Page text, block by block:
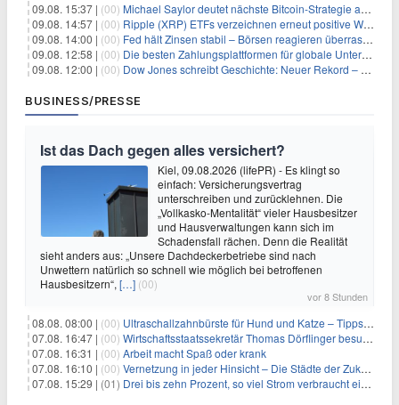
09.08. 15:37 | (00) Michael Saylor deutet nächste Bitcoin-Strategie an: Analysten erwarten weiteren Verkauf
09.08. 14:57 | (00) Ripple (XRP) ETFs verzeichnen erneut positive Woche, doch neue Bedenken tauchen auf
09.08. 14:00 | (00) Fed hält Zinsen stabil – Börsen reagieren überraschend volatil
09.08. 12:58 | (00) Die besten Zahlungsplattformen für globale Unternehmen im Jahr 2026
09.08. 12:00 | (00) Dow Jones schreibt Geschichte: Neuer Rekord – und Amazon knackt die nächste Billionen-Marke
BUSINESS/PRESSE
Ist das Dach gegen alles versichert?
Kiel, 09.08.2026 (lifePR) - Es klingt so
einfach: Versicherungsvertrag
unterschreiben und zurücklehnen. Die
„Vollkasko-Mentalität“ vieler Hausbesitzer
und Hausverwaltungen kann sich im
Schadensfall rächen. Denn die Realität
sieht anders aus: „Unsere Dachdeckerbetriebe sind nach
Unwettern natürlich so schnell wie möglich bei betroffenen
Hausbesitzern“, […] (00)
vor 8 Stunden
08.08. 08:00 | (00) Ultraschallzahnbürste für Hund und Katze – Tipps zur erfolgreichen Eingewöhnung
07.08. 16:47 | (00) Wirtschaftsstaatssekretär Thomas Dörflinger besucht Handwerksbetrieb im Kammerbezirk Freiburg
07.08. 16:31 | (00) Arbeit macht Spaß oder krank
07.08. 16:10 | (00) Vernetzung in jeder Hinsicht – Die Städte der Zukunft sind grün-blau
07.08. 15:29 | (01) Drei bis zehn Prozent, so viel Strom verbraucht ein Aufzug im Gebäude